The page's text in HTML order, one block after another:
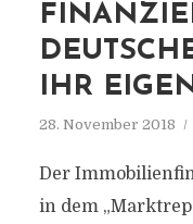
HR
28. November 2018
Der
in dem